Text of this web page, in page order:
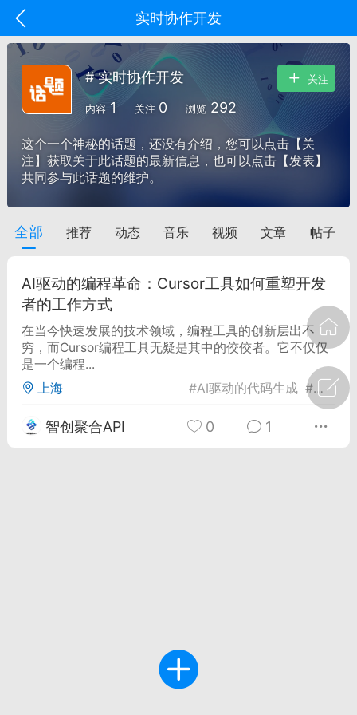
实时协作开发
29 10:10 电脑端 智狐AI工作台
中英翻译
事想用上客户端...
智狐AI工作台
1
Max 的新默认模型，并成为
# 实时协作开发
内容 1 关注 0 浏览 292
关注
这个一个神秘的话题，还没有介绍，您可以点击【关
注】获取关于此话题的最新信息，也可以点击【发表】
共同参与此话题的维护。
全部 推荐 动态 音乐 视频 文章 帖子
AI驱动的编程革命：Cursor工具如何重塑开发
者的工作方式
在当今快速发展的技术领域，编程工具的创新层出不
穷，而Cursor编程工具无疑是其中的佼佼者。它不仅仅
是一个编程...
上海
#AI驱动的代码生成 #Cursor
智创聚合API 0 1